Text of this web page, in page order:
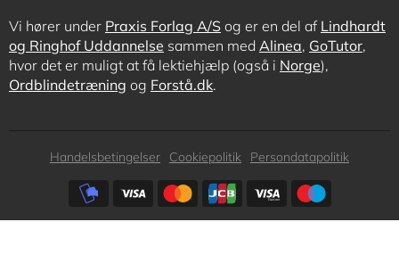
Vi hører under Praxis Forlag A/S og er en del af Lindhardt
og Ringhof Uddannelse sammen med Alinea, GoTutor,
hvor det er muligt at få lektiehjælp (også i Norge),
Ordblindetræning og Forstå.dk.
Subfooter
Handelsbetingelser Cookiepolitik
Persondatapolitik
Subfooter
payment
options